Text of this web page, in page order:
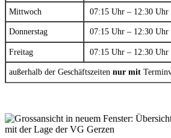
Mittwoch 07:15 Uhr – 12:30 Uhr
Donnerstag 07:15 Uhr – 12:30 Uhr
Freitag 07:15 Uhr – 12:30 Uhr
außerhalb der Geschäftszeiten nur mit